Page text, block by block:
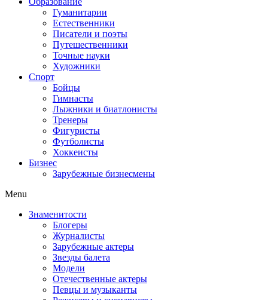
Гуманитарии
Естественники
Писатели и поэты
Путешественники
Точные науки
Художники
Спорт
Бойцы
Гимнасты
Лыжники и биатлонисты
Тренеры
Фигуристы
Футболисты
Хоккеисты
Бизнес
Зарубежные бизнесмены
Menu
Знаменитости
Блогеры
Журналисты
Зарубежные актеры
Звезды балета
Модели
Отечественные актеры
Певцы и музыканты